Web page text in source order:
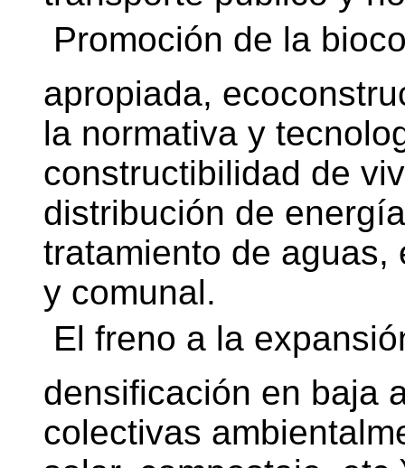
 Promoción de la
apropiada,
la normativa y
constructibilidad de
distribución de
tratamiento de
y comunal.
 El freno a la
densificación en baja
colectivas